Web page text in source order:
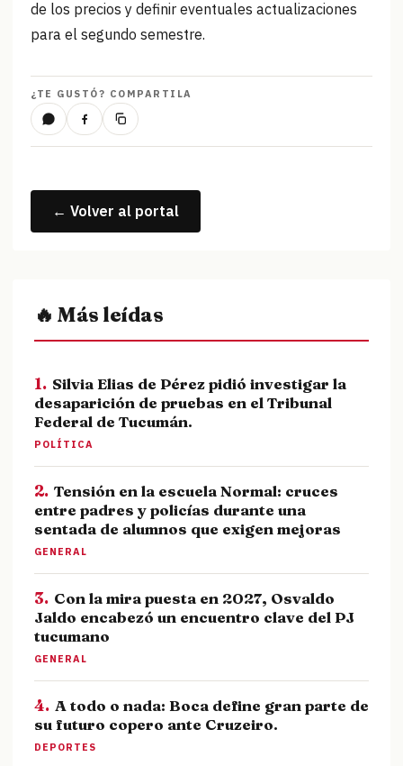
de los precios y definir eventuales actualizaciones
para el segundo semestre.
¿TE GUSTÓ? COMPARTILA
← Volver al portal
🔥 Más leídas
1. Silvia Elias de Pérez pidió investigar la
desaparición de pruebas en el Tribunal
Federal de Tucumán.
POLÍTICA
2. Tensión en la escuela Normal: cruces
entre padres y policías durante una
sentada de alumnos que exigen mejoras
GENERAL
3. Con la mira puesta en 2027, Osvaldo
Jaldo encabezó un encuentro clave del PJ
tucumano
GENERAL
4. A todo o nada: Boca define gran parte de
su futuro copero ante Cruzeiro.
DEPORTES